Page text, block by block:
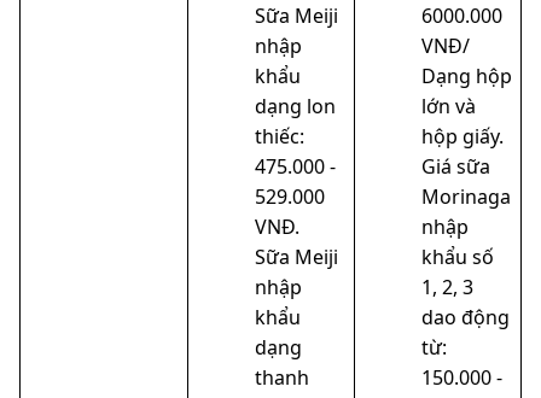
Sữa Meiji
nhập
khẩu
dạng lon
thiếc:
475.000 -
529.000
VNĐ.
Sữa Meiji
nhập
khẩu
dạng
thanh
6000.000
VNĐ/
Dạng hộp
lớn và
hộp giấy.
Giá sữa
Morinaga
nhập
khẩu số
1, 2, 3
dao động
từ:
150.000 -